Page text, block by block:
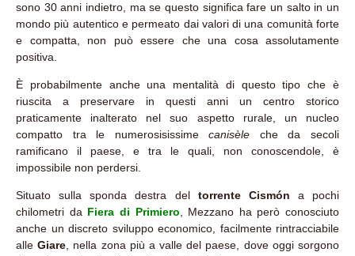
sono 30 anni indietro, ma se questo significa fare un salto in un
mondo più autentico e permeato dai valori di una comunità forte
e compatta, non può essere che una cosa assolutamente
positiva.
È probabilmente anche una mentalità di questo tipo che è
riuscita a preservare in questi anni un centro storico
praticamente inalterato nel suo aspetto rurale, un nucleo
compatto tra le numerosisissimecanisèle che da secoli
ramificano il paese, e tra le quali, non conoscendole, è
impossibile non perdersi.
Situato sulla sponda destra del torrente Cismón a pochi
chilometri da Fiera di Primiero, Mezzano ha però conosciuto
anche un discreto sviluppo economico, facilmente rintracciabile
alleGiare, nella zona più a valle del paese, dove oggi sorgono